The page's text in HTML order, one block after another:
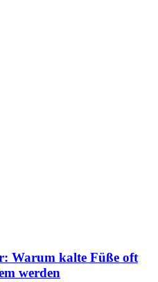
Warum kalte Füße oft
werden